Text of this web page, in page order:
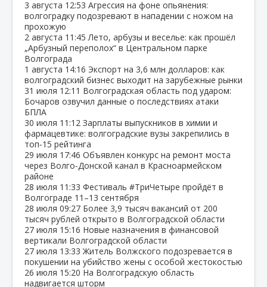
3 августа 12:53 Агрессия на фоне опьянения:
волгоградку подозревают в нападении с ножом на
прохожую
2 августа 11:45 Лето, арбузы и веселье: как прошёл
„Арбузный переполох“ в Центральном парке
Волгограда
1 августа 14:16 Экспорт на 3,6 млн долларов: как
волгоградский бизнес выходит на зарубежные рынки
31 июля 12:11 Волгоградская область под ударом:
Бочаров озвучил данные о последствиях атаки
БПЛА
30 июля 11:12 Зарплаты выпускников в химии и
фармацевтике: волгоградские вузы закрепились в
топ‑15 рейтинга
29 июля 17:46 Объявлен конкурс на ремонт моста
через Волго‑Донской канал в Красноармейском
районе
28 июля 11:33 Фестиваль #ТриЧетыре пройдёт в
Волгограде 11–13 сентября
28 июля 09:27 Более 3,9 тысяч вакансий от 200
тысяч рублей открыто в Волгоградской области
27 июля 15:16 Новые назначения в финансовой
вертикали Волгоградской области
27 июля 13:33 Житель Волжского подозревается в
покушении на убийство жены с особой жестокостью
26 июля 15:20 На Волгоградскую область
надвигается шторм